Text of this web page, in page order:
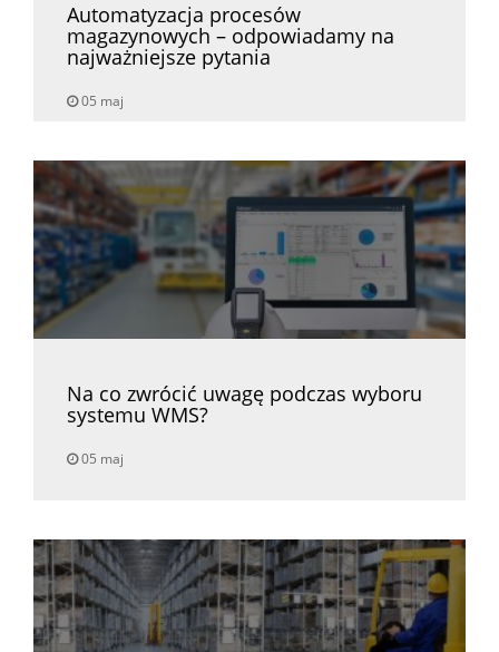
Automatyzacja procesów
magazynowych – odpowiadamy na
najważniejsze pytania
05 maj
Na co zwrócić uwagę podczas wyboru
systemu WMS?
05 maj